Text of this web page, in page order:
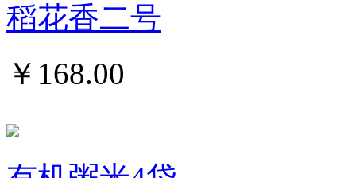
稻花香二号
￥ 168.00